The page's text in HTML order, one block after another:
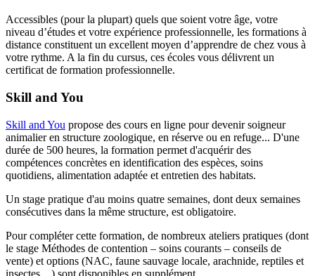
Accessibles (pour la plupart) quels que soient votre âge, votre
niveau d’études et votre expérience professionnelle, les formations à
distance constituent un excellent moyen d’apprendre de chez vous à
votre rythme. A la fin du cursus, ces écoles vous délivrent un
certificat de formation professionnelle.
Skill and You
Skill and You propose des cours en ligne pour devenir soigneur
animalier en structure zoologique, en réserve ou en refuge... D'une
durée de 500 heures, la formation permet d'acquérir des
compétences concrètes en identification des espèces, soins
quotidiens, alimentation adaptée et entretien des habitats.
Un stage pratique d'au moins quatre semaines, dont deux semaines
consécutives dans la même structure, est obligatoire.
Pour compléter cette formation, de nombreux ateliers pratiques (dont
le stage Méthodes de contention – soins courants – conseils de
vente) et options (NAC, faune sauvage locale, arachnide, reptiles et
insectes…) sont disponibles en supplément.